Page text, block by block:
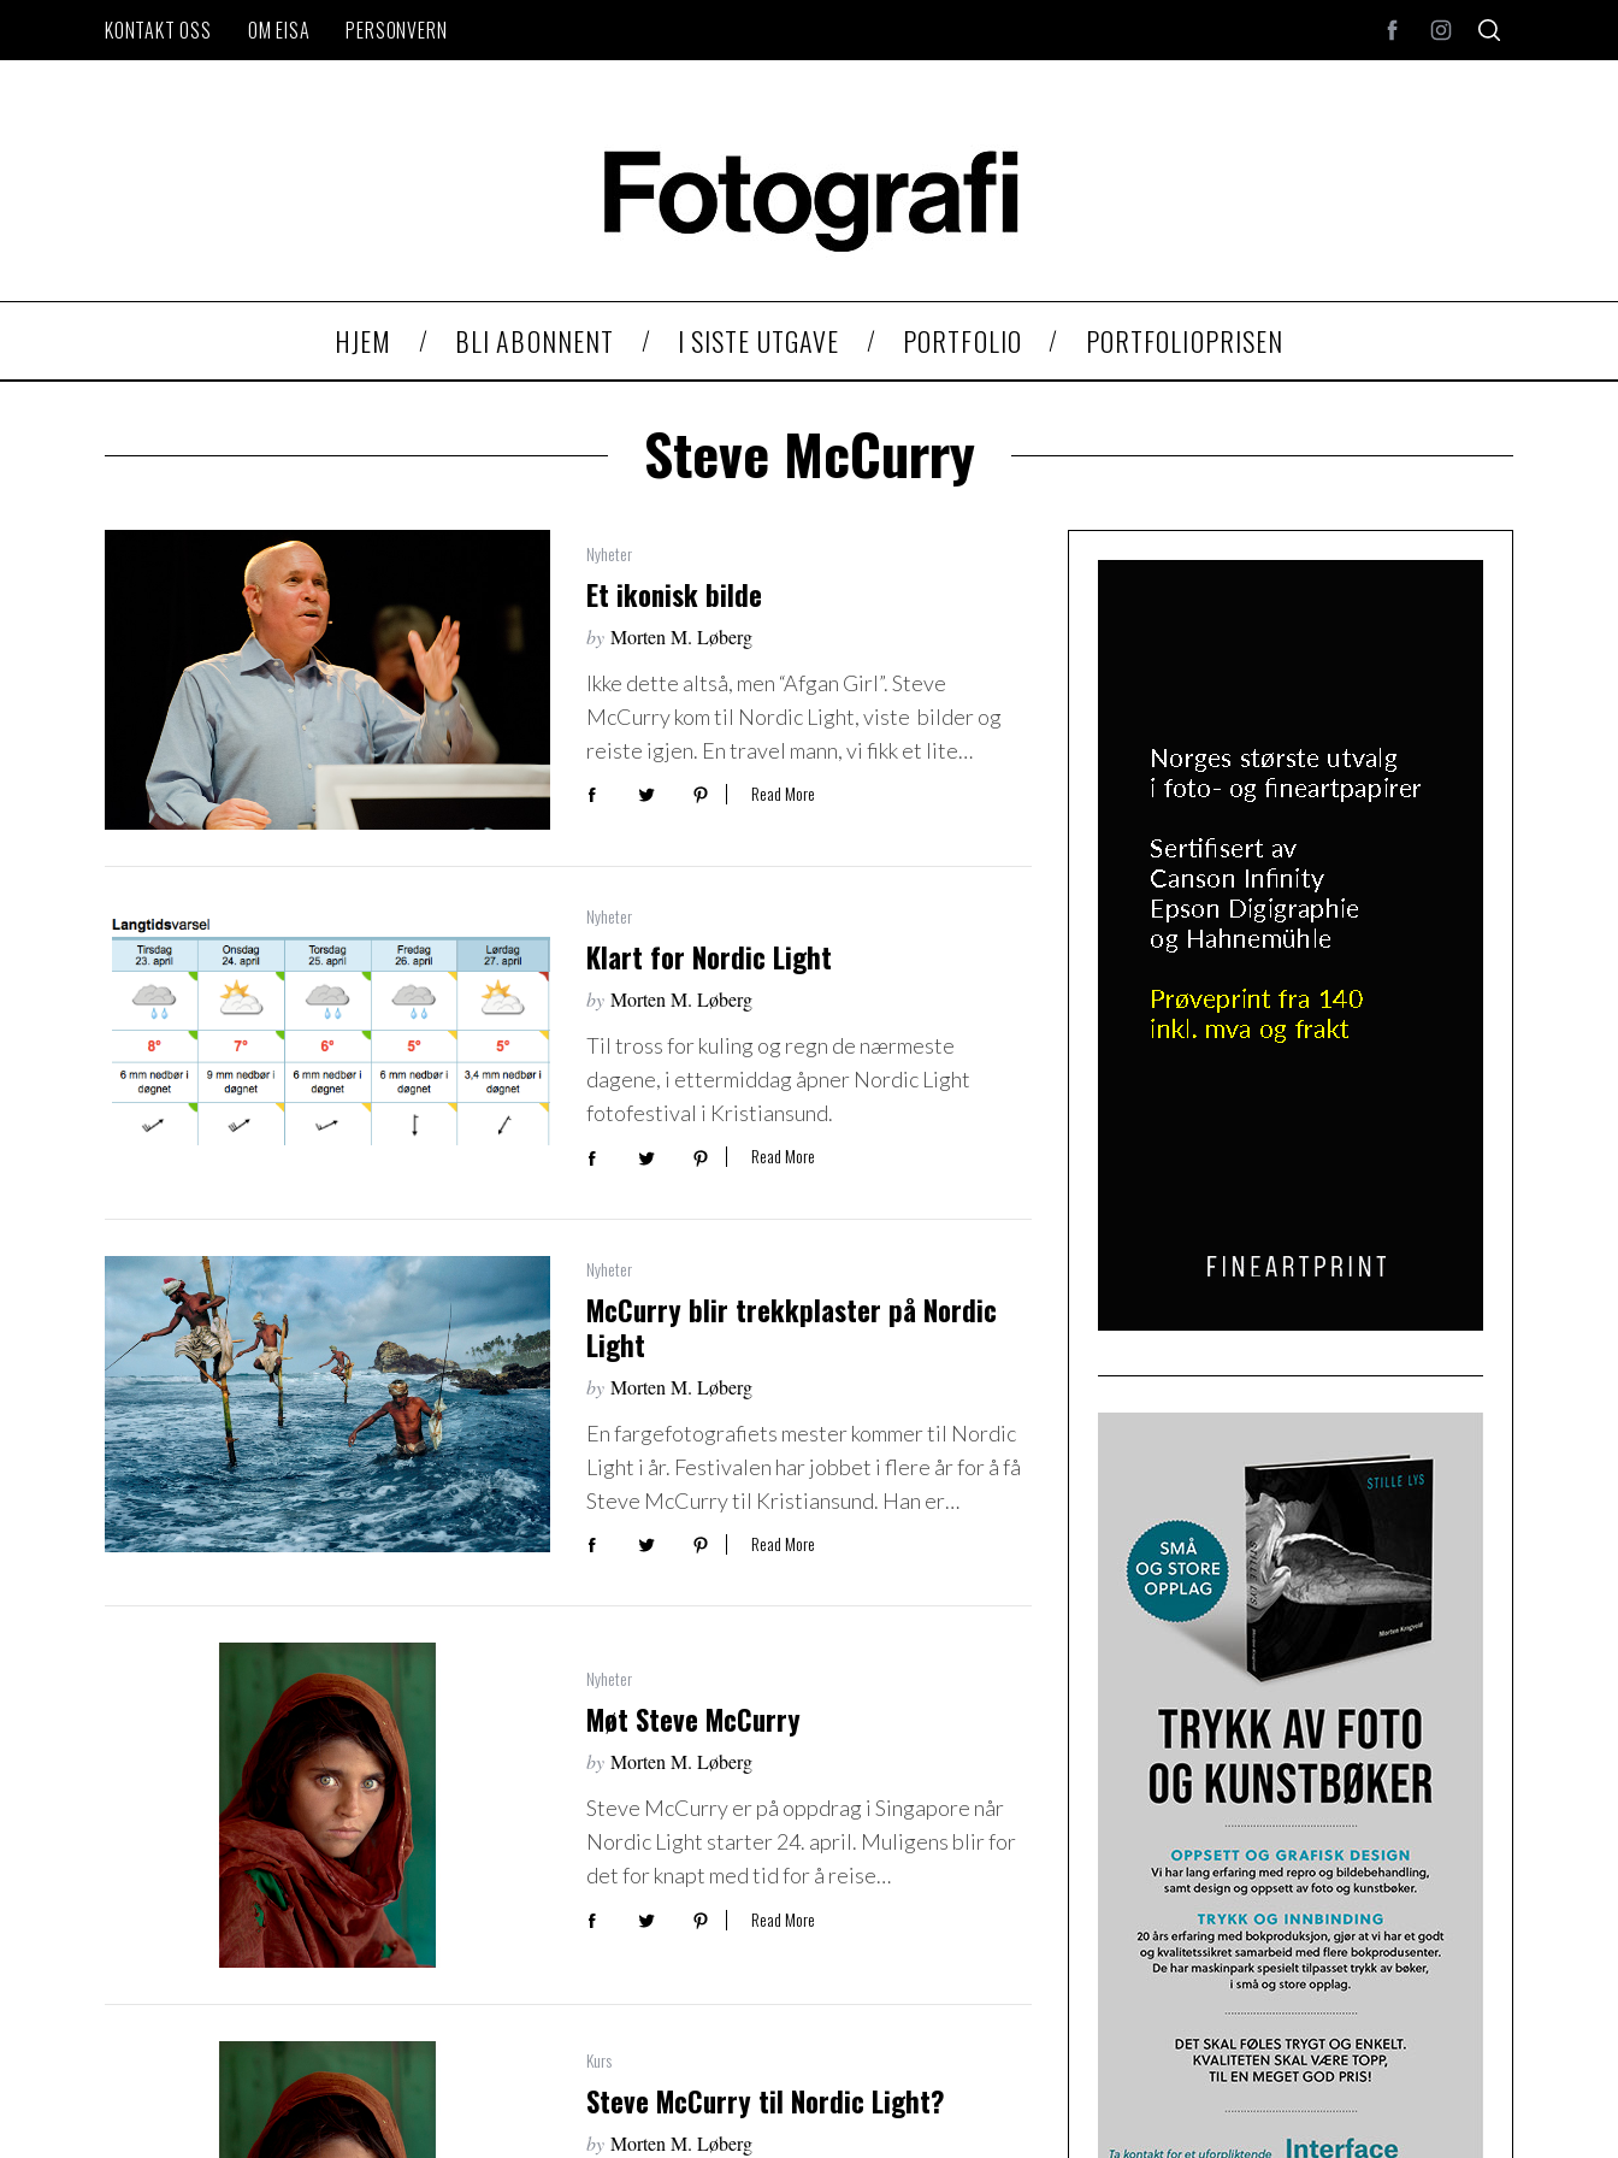
KONTAKT OSS OM EISA PERSONVERN
HJEM BLI ABONNENT I SISTE UTGAVE PORTFOLIO PORTFOLIOPRISEN
Steve McCurry
Nyheter
Et ikonisk bilde
by Morten M. Løberg
Ikke dette altså, men “Afgan Girl”. Steve
McCurry kom til Nordic Light, viste bilder og
reiste igjen. En travel mann, vi fikk et lite…
Read More
Nyheter
Klart for Nordic Light
by Morten M. Løberg
Til tross for kuling og regn de nærmeste
dagene, i ettermiddag åpner Nordic Light
fotofestival i Kristiansund.
Read More
Nyheter
McCurry blir trekkplaster på Nordic
Light
by Morten M. Løberg
En fargefotografiets mester kommer til Nordic
Light i år. Festivalen har jobbet i flere år for å få
Steve McCurry til Kristiansund. Han er…
Read More
Nyheter
Møt Steve McCurry
by Morten M. Løberg
Steve McCurry er på oppdrag i Singapore når
Nordic Light starter 24. april. Muligens blir for
det for knapt med tid for å reise…
Read More
Kurs
Steve McCurry til Nordic Light?
by Morten M. Løberg